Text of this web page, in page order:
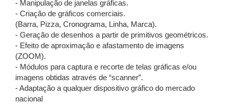
- Manipulação de janelas gráficas.
- Criação de gráficos comerciais.
(Barra, Pizza, Cronograma, Linha, Marca).
- Geração de desenhos a partir de primitivos geométricos.
- Efeito de aproximação e afastamento de imagens
(ZOOM).
- Módulos para captura e recorte de telas gráficas e/ou
imagens obtidas através de “scanner”.
- Adaptação a qualquer dispositivo gráfico do mercado
nacional